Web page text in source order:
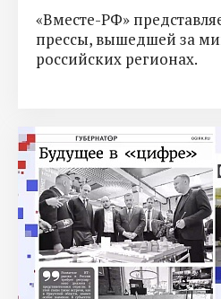
«Вместе-РФ»
прессы, вышедшей за
российских регионах.